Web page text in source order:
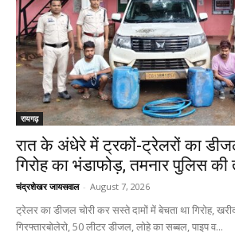
रायगढ़
रात के अंधेरे में ट्रकों-ट्रेलरों का
गिरोह का भंडाफोड़, तमनार पुलिस की
चंद्रशेखर जायसवाल - August 7, 2026
ट्रेलर का डीजल चोरी कर सस्ते दामों में बेचता था गिरोह,
गिरफ्तारबोलेरो, 50 लीटर डीजल, लोहे का सब्बल, पाइप व...